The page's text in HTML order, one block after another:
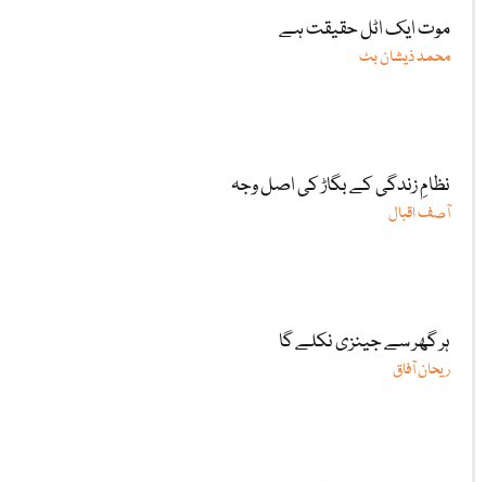
موت ایک اٹل حقیقت ہے
محمد ذیشان بٹ
نظامِ زندگی کے بگاڑ کی اصل وجہ
آصف اقبال
ہر گھر سے جینزی نکلے گا
ریحان آفاق